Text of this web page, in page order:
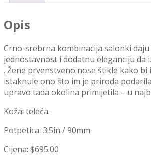
Opis
Crno-srebrna kombinacija salonki daju
jednostavnost i dodatnu eleganciju da
. Žene prvenstveno nose štikle kako bi
istaknule ono što im je priroda
upravo tada okolina primijetila – u
Koža: teleća.
Potpetica: 3.5in / 90mm
Cijena: $695.00